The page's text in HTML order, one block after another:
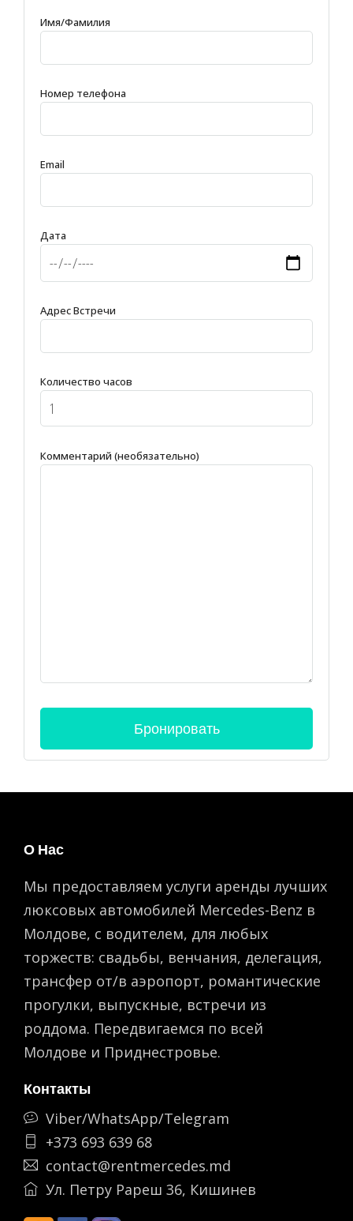
Имя/Фамилия
Номер телефона
Email
Дата
Адрес Встречи
Количество часов
Комментарий (необязательно)
О Нас
Мы предоставляем услуги аренды лучших
люксовых автомобилей Mercedes-Benz в
Молдове, с водителем, для любых
торжеств: свадьбы, венчания, делегация,
трансфер от/в аэропорт, романтическиe
прогулки, выпускные, встречи из
роддома. Передвигаемся по всей
Молдове и Приднестровье.
Контакты
Viber/WhatsApp/Telegram
+373 693 639 68
contact@rentmercedes.md
Ул. Петру Рареш 36, Кишинев